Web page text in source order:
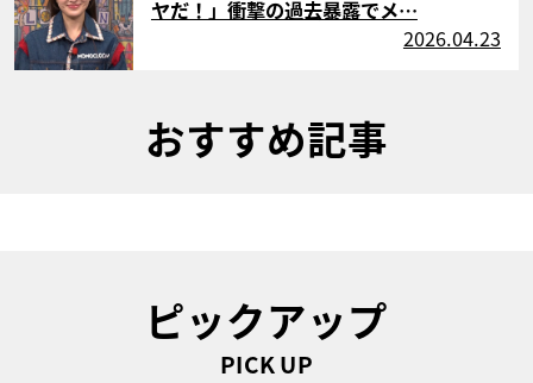
ヤだ！」衝撃の過去暴露でメ…
2026.04.23
おすすめ記事
ピックアップ
PICK UP